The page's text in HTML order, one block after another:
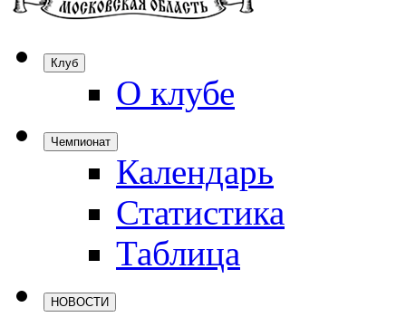
Клуб
О клубе
Чемпионат
Календарь
Статистика
Таблица
НОВОСТИ